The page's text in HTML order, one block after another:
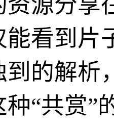
能看到片
到的解析
种“共赏”